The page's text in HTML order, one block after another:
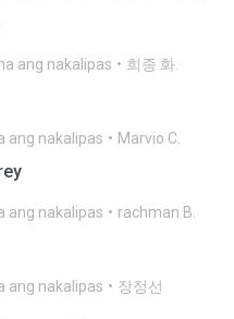
ang nakalipas 희종 화.
ang nakalipas Marvio C.
ang nakalipas rachman B.
ang nakalipas 장정선